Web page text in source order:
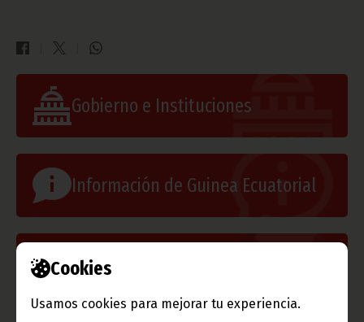
Cookies
Usamos cookies para mejorar tu experiencia.
Gobierno e Instituciones
Información de Guinea Ecuatorial
TVGE